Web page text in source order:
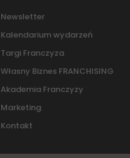
Newsletter
Kalendarium wydarzeń
Targi Franczyza
Własny Biznes FRANCHISING
Akademia Franczyzy
Marketing
Kontakt